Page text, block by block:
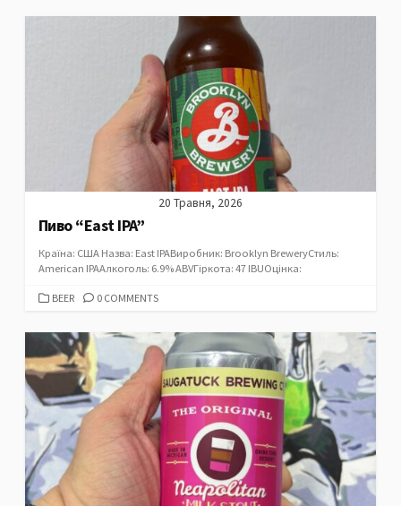
20 Травня, 2026
Пиво “East IPA”
Країна: США Назва: East IPAВиробник: Brooklyn BreweryСтиль:
American IPAАлкоголь: 6.9% ABVГіркота: 47 IBUОцінка:
CATEGORIES
BEER 0 COMMENTS